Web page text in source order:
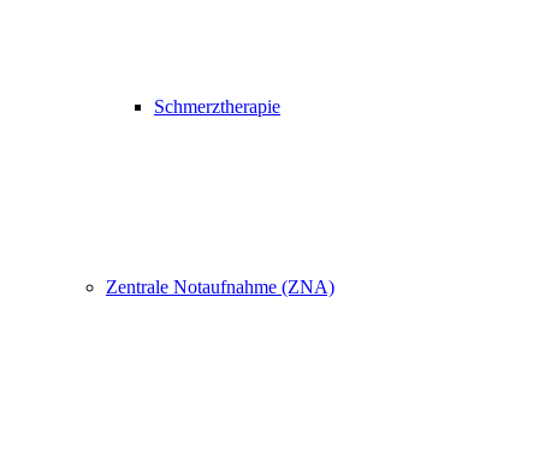
Schmerztherapie
Zentrale Notaufnahme (ZNA)